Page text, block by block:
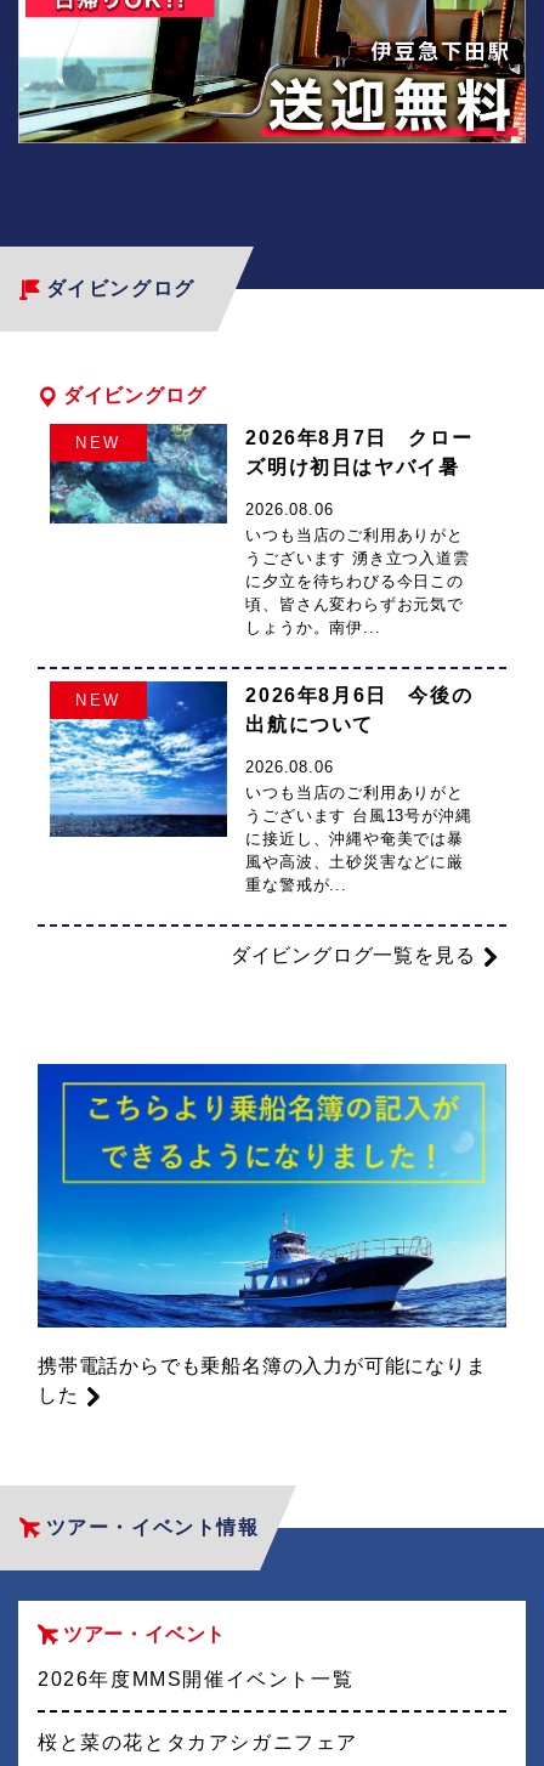
神
子
マ
ン
サ
ー
ス
ッ
ド
の
子
ダイビングログ
ダイビングログ
2026年8月7日 クロー
ズ明け初日はヤバイ暑
2026.08.06
いつも当店のご利用ありがと
うございます 湧き立つ入道雲
に夕立を待ちわびる今日この
頃、皆さん変わらずお元気で
しょうか。南伊...
NEW
2026年8月6日 今後の
出航について
2026.08.06
いつも当店のご利用ありがと
うございます 台風13号が沖縄
に接近し、沖縄や奄美では暴
風や高波、土砂災害などに厳
重な警戒が...
NEW
ダイビングログ一覧を見る
携帯電話からでも乗船名簿の入力が可能になりま
した
ツアー・イベント情報
ツアー・イベント
2026年度MMS開催イベント一覧
桜と菜の花とタカアシガニフェア